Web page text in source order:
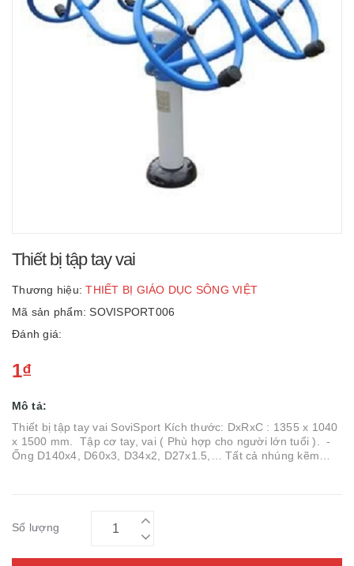
Thiết bị tập tay vai
Thương hiệu: THIẾT BỊ GIÁO DỤC SÔNG VIỆT
Mã sản phẩm: SOVISPORT006
Đánh giá:
1₫
Mô tả:
Thiết bị tập tay vai SoviSport Kích thước: DxRxC : 1355 x 1040
x 1500 mm. Tập cơ tay, vai ( Phù hợp cho người lớn tuổi ). -
Ống D140x4, D60x3, D34x2, D27x1.5,… Tất cả nhúng kẽm
Số lượng